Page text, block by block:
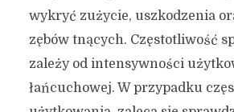
wykryć zużycie, uszkodzenia
zębów tnących. Częstotliwość
zależy od intensywności
łańcuchowej. W przypadku